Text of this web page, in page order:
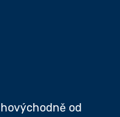
od